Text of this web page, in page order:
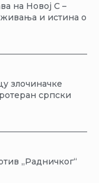
на Новој С –
и истина о
злочиначке
српски
„Радничког“